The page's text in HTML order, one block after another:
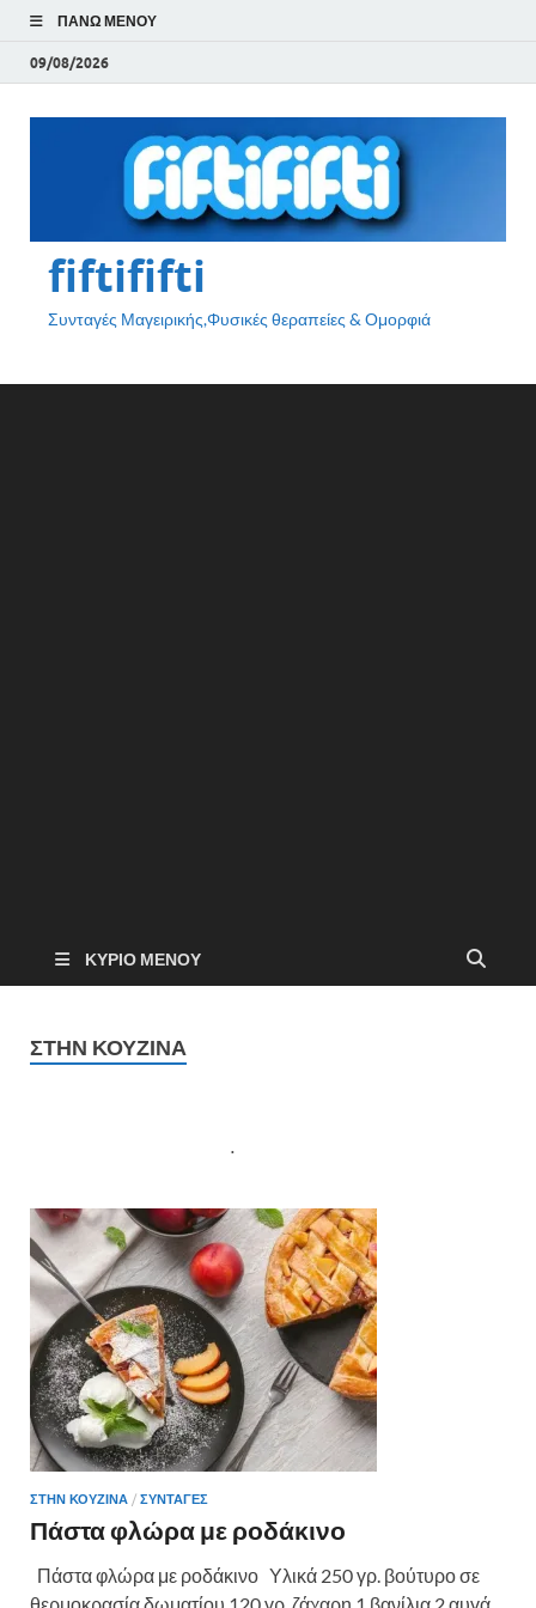
ΠΆΝΩ ΜΕΝΟΎ
09/08/2026
fiftififti
Συνταγές Μαγειρικής,Φυσικές θεραπείες & Ομορφιά
ΚΎΡΙΟ ΜΕΝΟΎ
ΣΤΗΝ ΚΟΥΖΙΝΑ
.
ΣΤΗΝ ΚΟΥΖΙΝΑ / ΣΥΝΤΑΓΕΣ
Πάστα φλώρα με ροδάκινο
Πάστα φλώρα με ροδάκινο Υλικά 250 γρ. βούτυρο σε